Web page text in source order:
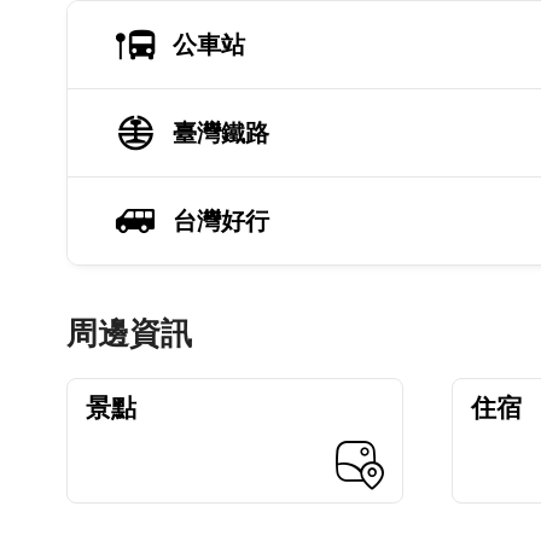
公車站
臺灣鐵路
台灣好行
周邊資訊
景點 住宿